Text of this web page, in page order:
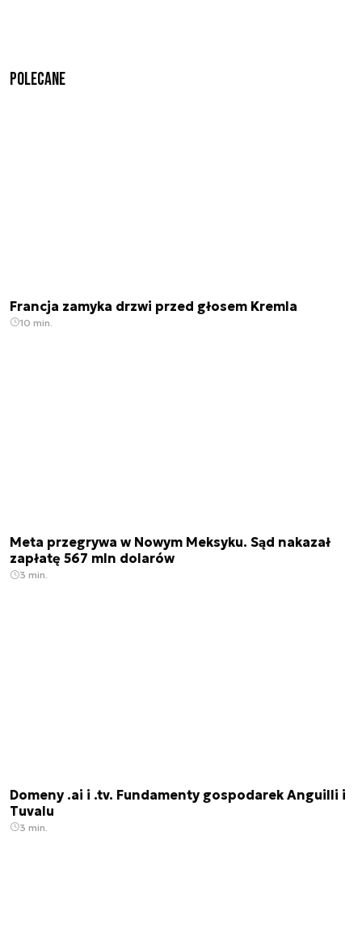
Polecane
Francja zamyka drzwi przed głosem Kremla
10 min.
Meta przegrywa w Nowym Meksyku. Sąd nakazał
zapłatę 567 mln dolarów
3 min.
Domeny .ai i .tv. Fundamenty gospodarek Anguilli i
Tuvalu
3 min.